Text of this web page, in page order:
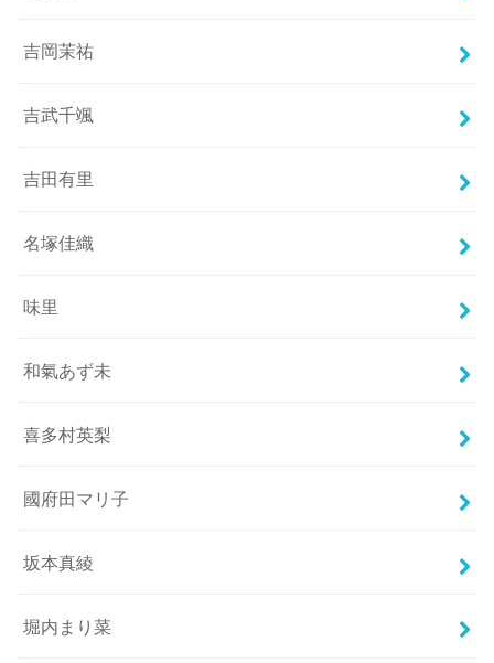
吉岡茉祐
吉武千颯
吉田有里
名塚佳織
味里
和氣あず未
喜多村英梨
國府田マリ子
坂本真綾
堀内まり菜